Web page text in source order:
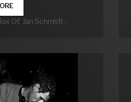
IN
THE
BOX
SCHMIDT-
Of, Jan Schmidt-